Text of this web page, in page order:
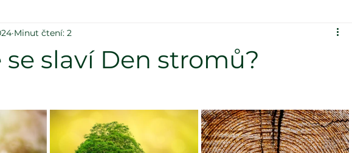
se slaví Den stromů?
Minut čtení: 2